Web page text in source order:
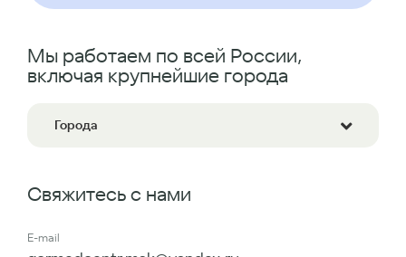
Мы работаем по всей России,
включая крупнейшие города
Города
Свяжитесь с нами
E-mail